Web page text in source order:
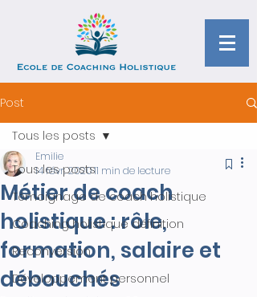
Post
Tous les posts
Témoignage de coach holistique
Coaching holistique définition
Reconversion
Développement personnel
Tous les posts
Métier de coach
holistique : rôle,
formation, salaire et
débouchés
Emilie
14 févr. 202011 min de lecture